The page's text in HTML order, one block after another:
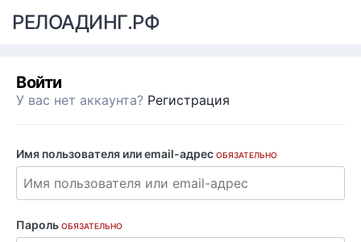
РЕЛОАДИНГ.РФ
Войти
У вас нет аккаунта? Регистрация
Имя пользователя или email-адрес ОБЯЗАТЕЛЬНО
Пароль ОБЯЗАТЕЛЬНО